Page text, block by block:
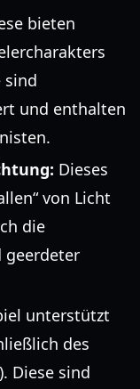
bieten
sind
und enthalten
Dieses
von Licht
die
geerdeter
unterstützt
des
Diese sind